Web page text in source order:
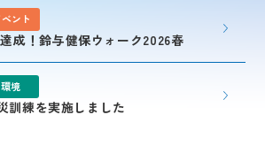
ント
成！鈴与健保ウォーク2026春
境
訓練を実施しました